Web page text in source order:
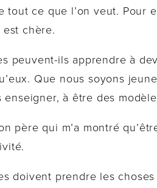
tout ce que l’on veut. Pour
chère.
peuvent-ils apprendre à
Que nous soyons
enseigner, à être des
père qui m’a montré
doivent prendre les